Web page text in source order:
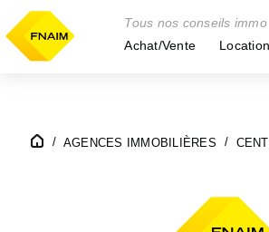
Tous nos conseils immo
Achat/Vente
Location
AGENCES IMMOBILIÈRES